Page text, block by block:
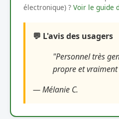
électronique) ? Voir le guide
💬 L'avis des usagers
"Personnel très
propre et
— Mélanie C.